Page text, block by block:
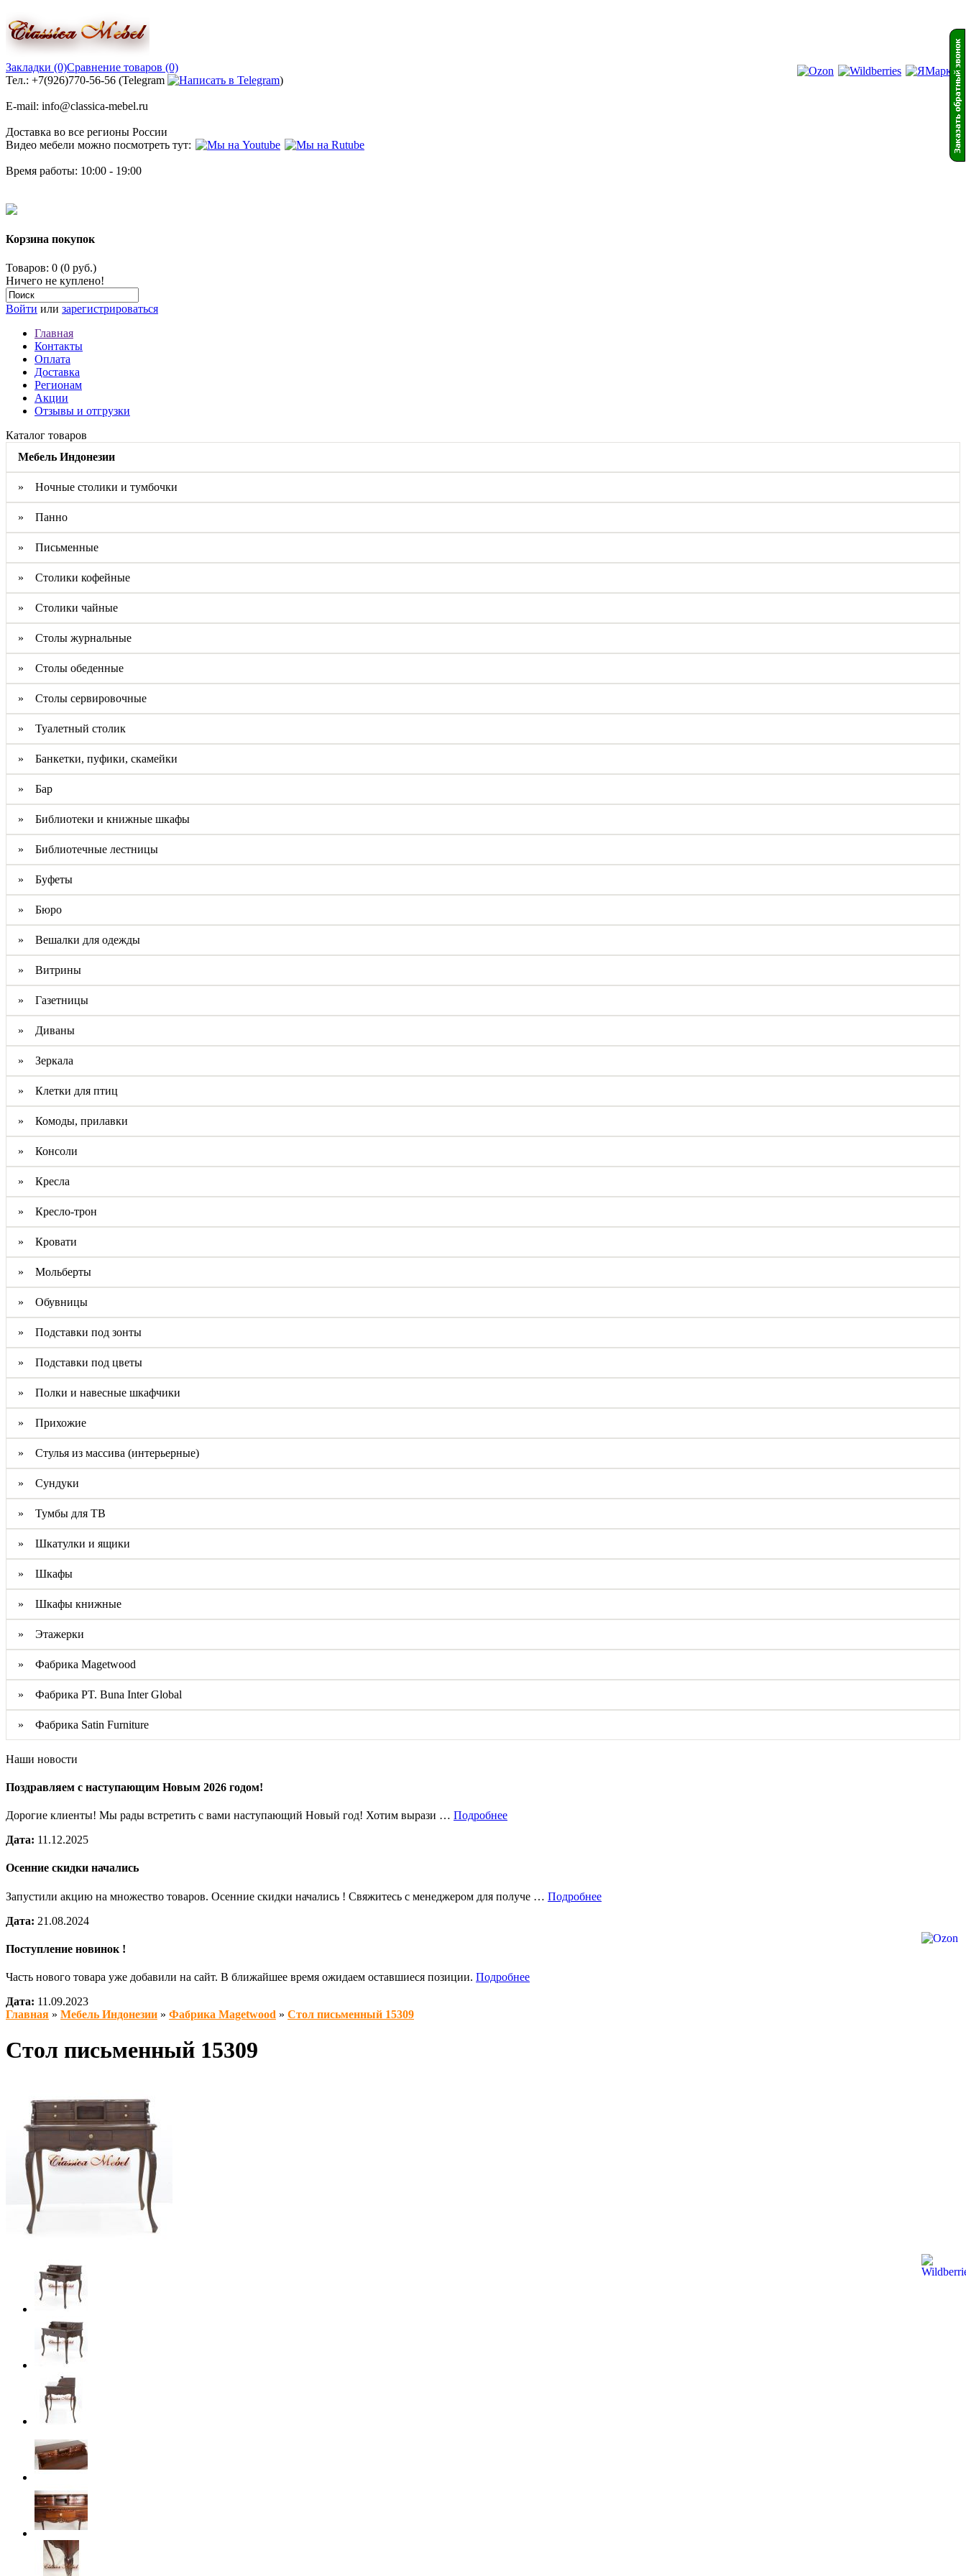
Закладки (0)Сравнение товаров (0)
Тел.: +7(926)770-56-56 (Telegram
)
E-mail: info@classica-mebel.ru
Доставка во все регионы России
Видео мебели можно посмотреть тут:
Время работы: 10:00 - 19:00
Корзина покупок
Товаров: 0 (0 руб.)
Ничего не куплено!
Войти или зарегистрироваться
Главная
Контакты
Оплата
Доставка
Регионам
Акции
Отзывы и отгрузки
Каталог товаров
Мебель Индонезии
» Ночные столики и тумбочки
» Панно
» Письменные
» Столики кофейные
» Столики чайные
» Столы журнальные
» Столы обеденные
» Столы сервировочные
» Туалетный столик
» Банкетки, пуфики, скамейки
» Бар
» Библиотеки и книжные шкафы
» Библиотечные лестницы
» Буфеты
» Бюро
» Вешалки для одежды
» Витрины
» Газетницы
» Диваны
» Зеркала
» Клетки для птиц
» Комоды, прилавки
» Консоли
» Кресла
» Кресло-трон
» Кровати
» Мольберты
» Обувницы
» Подставки под зонты
» Подставки под цветы
» Полки и навесные шкафчики
» Прихожие
» Стулья из массива (интерьерные)
» Сундуки
» Тумбы для ТВ
» Шкатулки и ящики
» Шкафы
» Шкафы книжные
» Этажерки
» Фабрика Magetwood
» Фабрика PT. Buna Inter Global
» Фабрика Satin Furniture
Наши новости
Поздравляем с наступающим Новым 2026 годом!
Дорогие клиенты! Мы рады встретить с вами наступающий Новый год! Хотим вырази … Подробнее
Дата: 11.12.2025
Осенние скидки начались
Запустили акцию на множество товаров. Осенние скидки начались ! Свяжитесь с менеджером для получе … Подробнее
Дата: 21.08.2024
Поступление новинок !
Часть нового товара уже добавили на сайт. В ближайшее время ожидаем оставшиеся позиции. Подробнее
Дата: 11.09.2023
Главная » Мебель Индонезии » Фабрика Magetwood » Стол письменный 15309
Стол письменный 15309